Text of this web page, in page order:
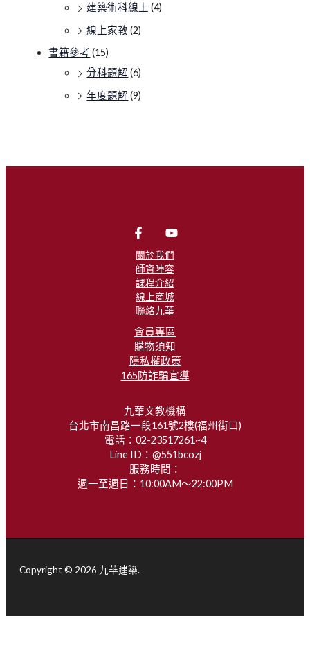
建築術科線上 (4)
線上家教 (2)
書籍參考 (15)
分科題解 (6)
年度題解 (9)
關於我們
師資陣容
課程介紹
線上商城
聯絡九華
會員專區
購物須知
隱私權政策
165防詐騙宣導
九華文教機構
台北市南昌路一段161號2樓(福州街口)
電話：02-23517261~4
Line ID：@551bcozj
服務時間：
週一至週日：10:00AM～22:00PM
Copyright © 2026 九華建築.